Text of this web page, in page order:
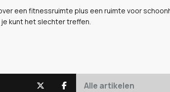
een fitnessruimte plus een ruimte voor
kunt het slechter treffen.
Alle artikelen